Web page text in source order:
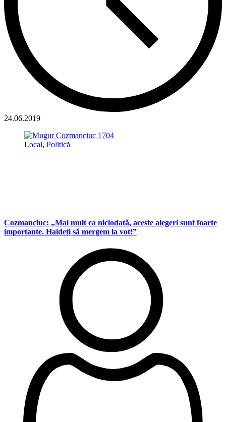
24.06.2019
Local, Politică
Cozmanciuc: „Mai mult ca niciodată, aceste alegeri sunt foarte
importante. Haideți să mergem la vot!”